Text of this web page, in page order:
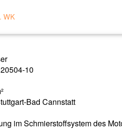
WK
10
Bad Cannstatt
im Schmierstoffsystem des